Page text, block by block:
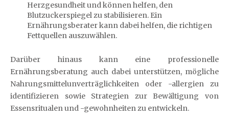
Herzgesundheit und können helfen, den
Blutzuckerspiegel zu stabilisieren. Ein
Ernährungsberater kann dabei helfen, die richtigen
Fettquellen auszuwählen.
Darüber hinaus kann eine professionelle
Ernährungsberatung auch dabei unterstützen, mögliche
Nahrungsmittelunverträglichkeiten oder -allergien zu
identifizieren sowie Strategien zur Bewältigung von
Essensritualen und -gewohnheiten zu entwickeln.